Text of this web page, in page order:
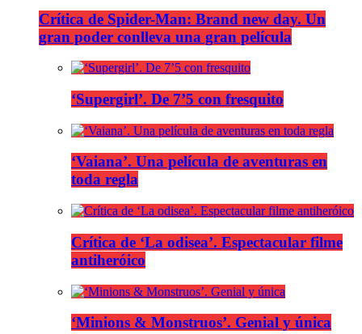
Crítica de Spider-Man: Brand new day. Un
gran poder conlleva una gran película
‘Supergirl’. De 7’5 con fresquito
‘Vaiana’. Una película de aventuras en
toda regla
Crítica de ‘La odisea’. Espectacular filme
antiheróico
‘Minions & Monstruos’. Genial y única